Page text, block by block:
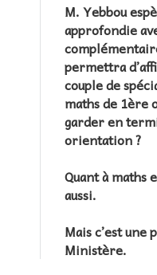
M. Yebbou
approfondie
permettra
couple de
maths de 1ère
garder en
orientation ?
Quant à maths
aussi.
Mais c’est une
Ministère.